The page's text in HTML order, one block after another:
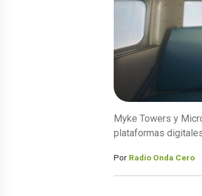
Myke Towers y
plataformas
Por Radio Onda Cero